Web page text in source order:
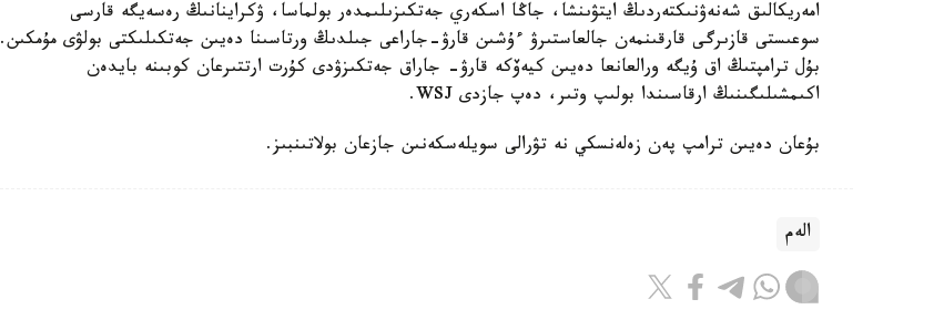
امەريكالىق شەنەۋنىكتەردىڭ ايتۋىنشا، جاڭا اسكەري جەتكىزىلىمدەر بولماسا، ۋكراينانىڭ رەسەيگە قارسى
سوعىستى قازىرگى قارقىنمەن جالعاستىرۋ ءۇشىن قارۋ-جاراعى جىلدىڭ ورتاسىنا دەيىن جەتكىلىكتى بولۋى مۇمكىن.
بۇل ترامپتىڭ اق ۇيگە ورالعانعا دەيىن كيەۆكە قارۋ- جاراق جەتكىزۋدى كۇرت ارتتىرعان كوبىنە بايدەن
اكىمشىلىگىنىڭ ارقاسىندا بولىپ وتىر، دەپ جازدى WSJ.
بۇعان دەيىن ترامپ پەن زەلەنسكي نە تۋرالى سويلەسكەنىن جازعان بولاتىنبىز.
الەم